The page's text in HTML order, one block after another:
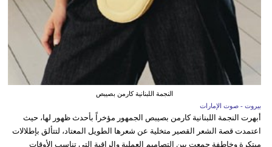
النجمة اللبنانية كارمن بصيبص
بيروت - صوت الإمارات
أبهرت النجمة اللبنانية كارمن بصيبص الجمهور مؤخراً بأحدث ظهور لها، حيث
اعتمدت قصة الشعر القصير متخلية عن شعرها الطويل المعتاد، لتتألق بإطلالات
مبتكرة وخاطفة جمعت بين التصاميم العملية والراقية التي تناسب الأوقات